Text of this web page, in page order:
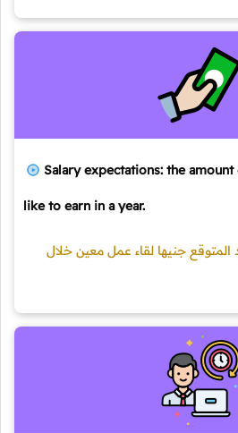
Salary expectations: the
like to earn in a year.
المتوقع جنيها لقاء عمل معين خلال